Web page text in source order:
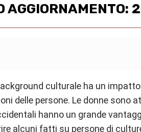
AGGIORNAMENTO:
culturale ha un
delle persone. Le donne sono
hanno un grande
alcuni fatti su persone di